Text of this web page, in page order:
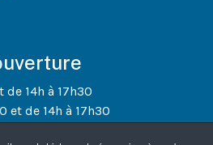
de 14h à 17h30
et de 14h à 17h30